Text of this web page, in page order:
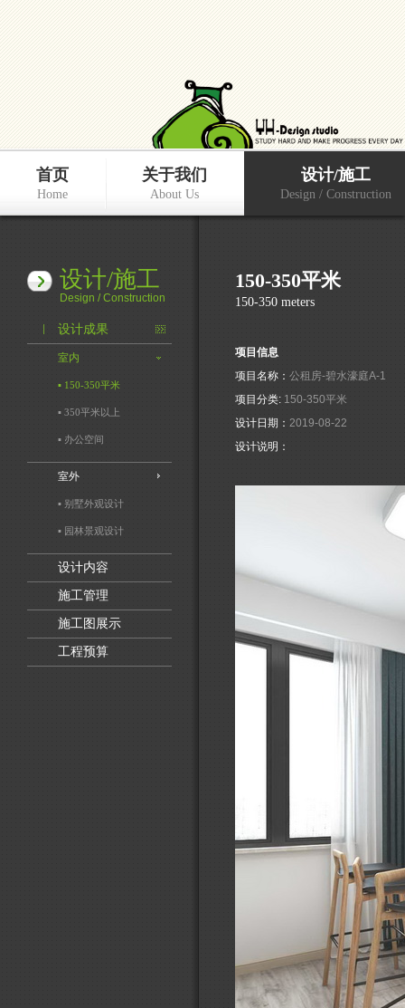
首页
Home
关于我们
About Us
设计/施工
Design / Construction
设计/施工
Design / Construction
设计成果
室内
▪ 150-350平米
▪ 350平米以上
▪ 办公空间
室外
▪ 别墅外观设计
▪ 园林景观设计
设计内容
施工管理
施工图展示
工程预算
150-350平米
150-350 meters
项目信息
项目名称： 公租房-碧水濠庭A-1
项目分类: 150-350平米
设计日期： 2019-08-22
设计说明：